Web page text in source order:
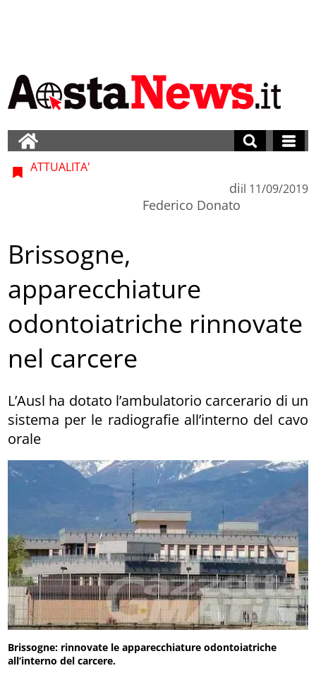
ATTUALITA'
di
Federico Donato
il 11/09/2019
Brissogne,
apparecchiature
odontoiatriche rinnovate
nel carcere
L’Ausl ha dotato l’ambulatorio carcerario di un
sistema per le radiografie all’interno del cavo
orale
Brissogne: rinnovate le apparecchiature odontoiatriche
all’interno del carcere.